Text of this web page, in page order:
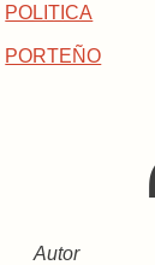
POLITICA
PORTEÑO
Autor